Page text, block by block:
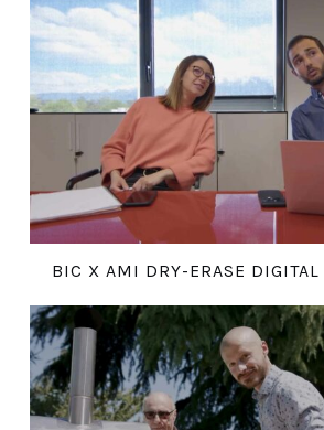
BIC X AMI DRY-ERASE DIGITAL